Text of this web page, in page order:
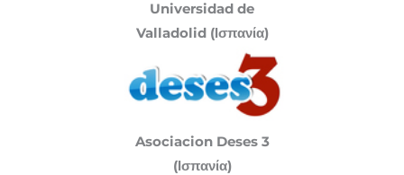
Universidad de
Valladolid (Ισπανία)
Asociacion Deses 3
(Ισπανία)